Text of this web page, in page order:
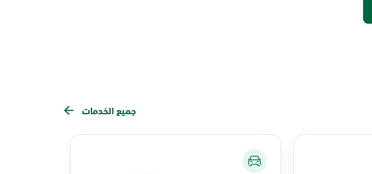
جميع الخدمات